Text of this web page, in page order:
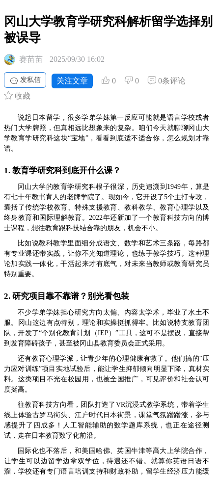
冈山大学教育学研究科解析留学选择别
被误导
赛苗苗 2025/09/30 16:02
发私信 关注文章 0 0
0条评论
收藏
说起日本留学，很多学弟学妹第一反应可能就是语言学校或者
热门大学牌照，但真相远比想象来的复杂。咱们今天就聊聊冈山大
学教育学研究科这块“宝地”，看看到底适不适合你，怎么规划才靠
谱。
1. 教育学研究科到底开什么课？
冈山大学的教育学研究科根子很深，历史追溯到1949年，算是
有七十年教书育人的老牌学院了。现如今，它开设了5个主打专攻，
囊括了传统学校教育、特殊支援教育、教科教学、教育心理学以及
终身教育和国际理解教育。2022年还新加了一个教育科技方向的博
士课程，想往教育跟科技结合靠的朋友，机会不小。
比如说教科教学里面细分成语文、数学和艺术三条路，每路都
有专业课还带实战，让你不光知道理论，也练手教学技巧。这种理
论加实践一体化，干活起来才有底气，对未来当教师或教育研究员
特别重要。
2. 研究项目靠不靠谱？别光看包装
不少学弟学妹担心研究方向太偏、内容太学术，毕业了水土不
服。冈山这边有点特别，理论和实操挺抓得牢。比如说特支教育团
队，开发了“个别化教育计划（IEP）”工具，这可不是摆设，直接帮
到发育障碍孩子，甚至被冈山县教育委员会正式采用。
还有教育心理学派，让青少年的心理健康有救了。他们搞的“压
力应对训练”项目实地试验后，能让学生抑郁倾向明显下降，真材实
料。这类项目不光在校园用，也被全国推广，可见评价和社会认可
度挺高。
往教育科技方向看，团队打造了VR沉浸式教学系统，带着学生
线上体验古罗马街头、江户时代日本街景，课堂气氛蹭蹭涨，参与
感提升了四成多！人工智能辅助的数学题库系统，也正在途径测
试，走在日本教育数字化前沿。
国际化也不落后，和美国哈佛、英国牛津等高大上学院合作，
让学生可以边留学边拿双学位，待遇还不错。就算你英语日语不
溜，学校还有专门语言培训支持和财政补助，留学生经济压力能缓